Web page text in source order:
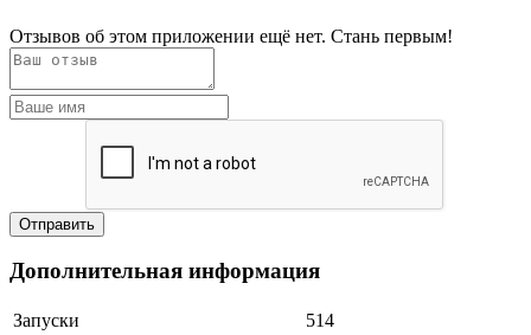
Отзывов об этом приложении ещё нет. Стань первым!
Дополнительная информация
Запуски
514